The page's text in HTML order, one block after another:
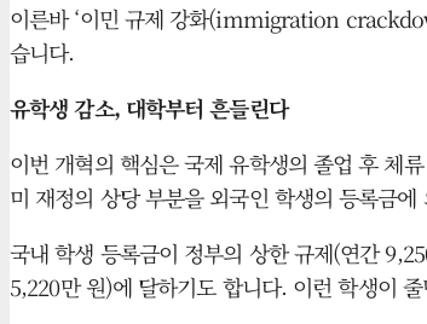
이른바 ‘이민 규제 강화(immigration
습니다.
유학생 감소, 대학부터 흔들린다
이번 개혁의 핵심은 국제 유학생의 졸업 후 체
미 재정의 상당 부분을 외국인 학생의 등록금에
국내 학생 등록금이 정부의 상한 규제(연간
5,220만 원)에 달하기도 합니다. 이런 학생이